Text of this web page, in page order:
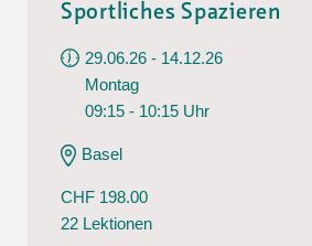
Sportliches Spazieren
29.06.26 - 14.12.26
Montag
09:15 - 10:15 Uhr
Basel
CHF 198.00
22 Lektionen